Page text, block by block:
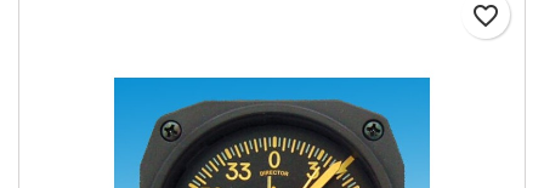
favorite_border